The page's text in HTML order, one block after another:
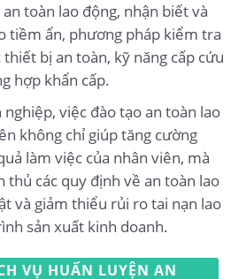
toàn lao động, nhận biết và
tiềm ẩn, phương pháp kiểm tra
bị an toàn, kỹ năng cấp cứu
hợp khẩn cấp.
việc đào tạo an toàn lao
không chỉ giúp tăng cường
làm việc của nhân viên, mà
thủ các quy định về an toàn lao
và giảm thiểu rủi ro tai nạn lao
sản xuất kinh doanh.
VỤ HUẤN LUYỆN AN